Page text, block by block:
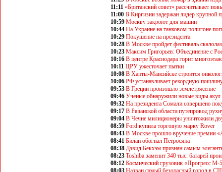
11:11 «Британский совет» рассчитывает
11:00 В Киргизии задержан лидер крупной
10:59 Москву закроют для машин
10:44 На Украине на танковом полигоне
10:29 Покушение на президента
10:28 В Москве пройдет фестиваль
10:23 Максим Григорьев: Объединение с
10:16 В центре Краснодара горит
10:11 ЦРУ ужесточает пытки
10:08 В Ханты-Мансийске строится
10:06 РФ устанавливает рекордную
09:53 В Греции произошло землетрясение
09:46 Ученые обнаружили новые виды акул
09:32 На президента Сомали совершено
09:17 В Рязанской области путепровод
09:04 В Чечне милиционеры уничтожили
08:59 Ford купила торговую марку Rover
08:43 В Москве прошло вручение премии
08:41 Билан обогнал Петросяна
08:38 Дэвид Бекхэм признан самым
08:23 Toshiba заменит 340 тыс. батарей
08:12 Космический грузовик «Прогресс М-
08:03 Назван самый безопасный город в